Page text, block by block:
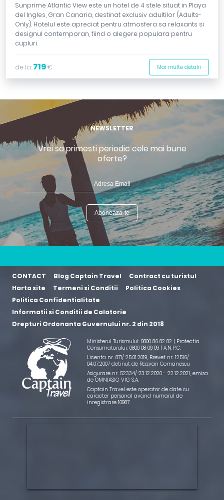
Sunprime Atlantic View este un hotel de 4 stele situat in Playa
del Ingles, Gran Canaria, destinat exclusiv adultilor (Adults-
Only). Hotelul este apreciat pentru atmosfera sa relaxants si
designul contemporan, fiind o alegere populara pentru
cupluri.
de la: 719€ Mai multe detalii
NEWSLETTER
Vrei sa primesti periodic cele mai bune
oferte?
CONTACT Blog Captain Travel
Contract cu turistul
Harta site
Termeni si Conditii
Politica Cookies
Politica Confidentialitate
Informatii si Conditii de Calatorie
Drepturi Ordonanta Guvernului nr. 2 din 2018
Ministerul Turismului: 0800 86 82 82 | Protectia
Consumatorului: 0800 08 09 09 | A.N.P.C.
Licenta nr. 871/ 25.01.2019, Brevet nr. 12516/
04.07.2007 detinut de Razvan Comanescu
Asigurare nr. 52334/ 23.12.2020 - 22.12.2021, emisa
de OMNIASIG VIG S.A.
Captain Travel este operator de date cu
caracter personal avand numarul de
inregistrare 10987.